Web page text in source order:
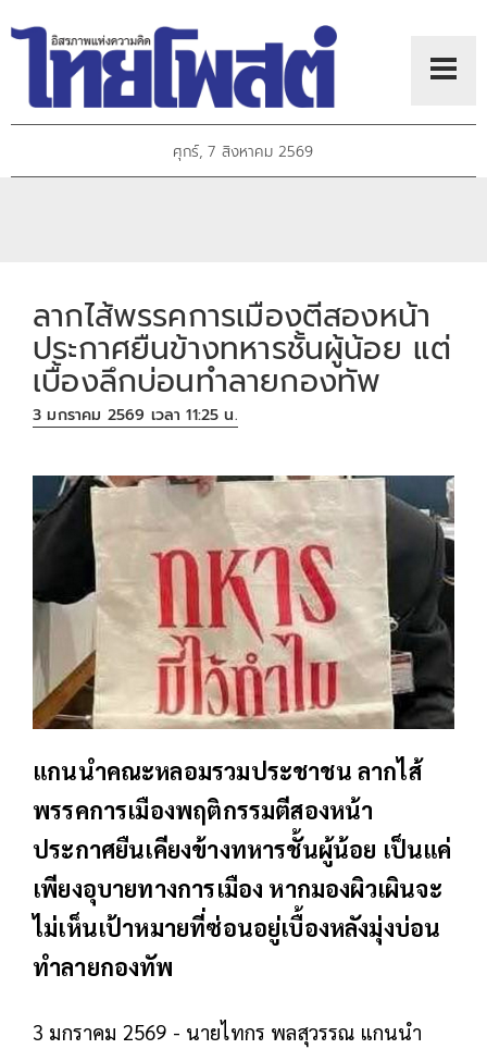
ศุกร์, 7 สิงหาคม 2569
ลากไส้พรรคการเมืองตีสองหน้า
ประกาศยืนข้างทหารชั้นผู้น้อย แต่
เบื้องลึกบ่อนทำลายกองทัพ
3 มกราคม 2569 เวลา 11:25 น.
แกนนำคณะหลอมรวมประชาชน ลากไส้
พรรคการเมืองพฤติกรรมตีสองหน้า
ประกาศยืนเคียงข้างทหารชั้นผู้น้อย เป็นแค่
เพียงอุบายทางการเมือง หากมองผิวเผินจะ
ไม่เห็นเป้าหมายที่ซ่อนอยู่เบื้องหลังมุ่งบ่อน
ทำลายกองทัพ
3 มกราคม 2569 - นายไทกร พลสุวรรณ แกนนำ